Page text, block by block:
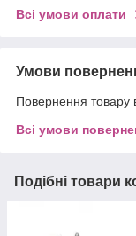
Всі умови оплати
Умови
Повернення товару
Всі умови
Подібні товари